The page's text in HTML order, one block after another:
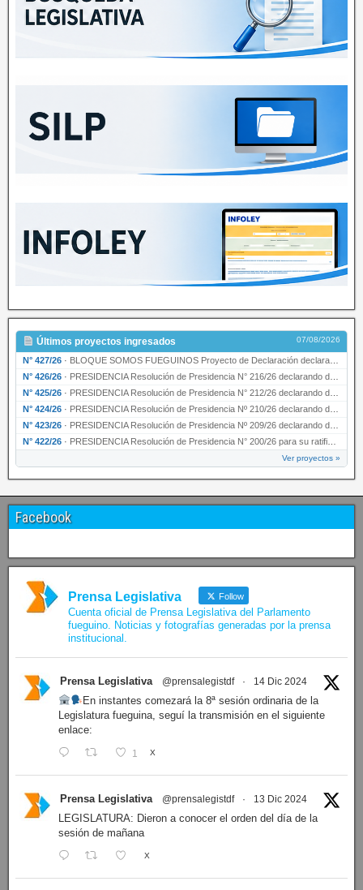
Últimos proyectos ingresados 07/08/2026
N° 427/26 · BLOQUE SOMOS FUEGUINOS Proyecto de Declaración declarando de interés provincial PRESIDENCI…
N° 426/26 · PRESIDENCIA Resolución de Presidencia N° 216/26 declarando de interés provincial la labor …
N° 425/26 · PRESIDENCIA Resolución de Presidencia N° 212/26 declarando de interés provincial el “50° A…
N° 424/26 · PRESIDENCIA Resolución de Presidencia Nº 210/26 declarando de interés provincial el proyec…
N° 423/26 · PRESIDENCIA Resolución de Presidencia Nº 209/26 declarando de interés provincial la presen…
N° 422/26 · PRESIDENCIA Resolución de Presidencia N° 200/26 para su ratificación.
Ver proyectos »
Facebook
Prensa Legislativa Follow
Cuenta oficial de Prensa Legislativa del Parlamento
fueguino. Noticias y fotografías generadas por la prensa
institucional.
Prensa Legislativa @prensalegistdf · 14 Dic 2024
En instantes comezará la 8ª sesión ordinaria de la
Legislatura fueguina, seguí la transmisión en el siguiente
enlace:
1 X
Prensa Legislativa @prensalegistdf · 13 Dic 2024
LEGISLATURA: Dieron a conocer el orden del día de la
sesión de mañana
X